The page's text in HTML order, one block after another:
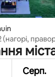
6
Серп.